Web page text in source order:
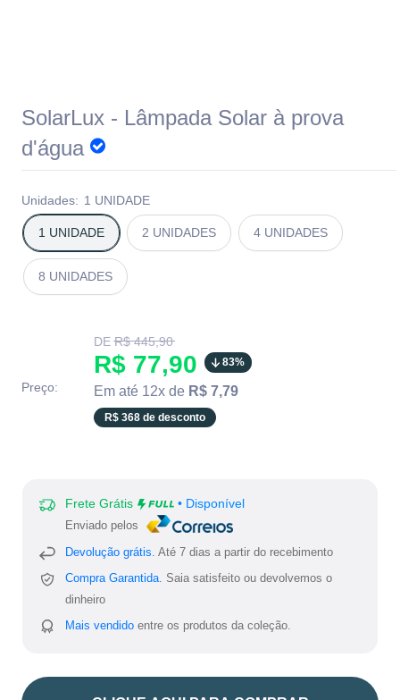
SolarLux - Lâmpada Solar à prova
d'água
Unidades: 1 UNIDADE
1 UNIDADE 2 UNIDADES 4 UNIDADES
8 UNIDADES
Preço:
DETranslation
missing:
pt-
BR.product.general.regular_price
R$ 445,90
Translation
missing:
pt-
R$ 77,90 83%
Em até 12x de R$ 7,79
R$ 368 de desconto
Frete Grátis • Disponível
Enviado pelos
Devolução grátis. Até 7 dias a partir do recebimento
Compra Garantida. Saia satisfeito ou devolvemos o
dinheiro
Mais vendido entre os produtos da coleção.